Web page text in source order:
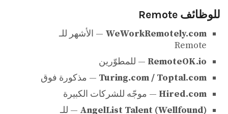
للوظائف Remote
WeWorkRemotely.com — الأشهر للـ
Remote
RemoteOK.io — للمطوّرين
Turing.com / Toptal.com — مذكورة فوق
Hired.com — موجّه للشركات الكبيرة
AngelList Talent (Wellfound) — للـ